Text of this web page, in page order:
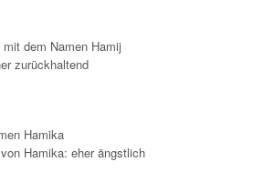
dem Namen Hamij
zurückhaltend
Hamika
Hamika: eher ängstlich